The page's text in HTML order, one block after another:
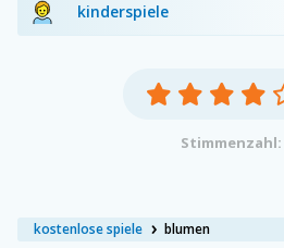
kostenlose spiele blumen
kinderspiele
Stimmenzahl: